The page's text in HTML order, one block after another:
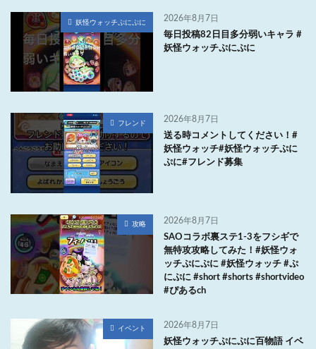
妖怪ウォッチぷにぷに 2026年8月7日
毎日投稿82日目多分弱いキャラ #
妖怪ウォッチぷにぷに
フレンド 2026年8月7日
送る時コメントしてください！#
妖怪ウォッチ#妖怪ウォッチぷに
ぷに#フレンド募集
攻略 2026年8月7日
SAOコラボ裏ステ1-3をフシギで
無特攻攻略してみた！#妖怪ウォ
ッチぷにぷに #妖怪ウォッチ #ぷ
にぷに #short #shorts #shortvideo
#ぴあるch
イベント 2026年8月7日
妖怪ウォッチぷにぷに百物語 イベ